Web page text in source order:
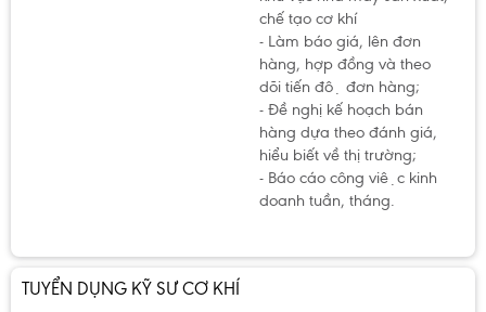
chế tạo cơ khí
- Làm báo giá, lên đơn
hàng, hợp đồng và theo
dõi tiến độ đơn hàng;
- Đề nghị kế hoạch bán
hàng dựa theo đánh giá,
hiểu biết về thị trường;
- Báo cáo công việc kinh
doanh tuần, tháng.
TUYỂN DỤNG KỸ SƯ CƠ KHÍ